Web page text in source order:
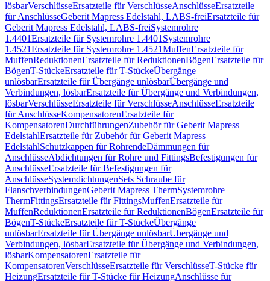
lösbarVerschlüsseErsatzteile für VerschlüsseAnschlüsseErsatzteile
für AnschlüsseGeberit Mapress Edelstahl, LABS-freiErsatzteile für
Geberit Mapress Edelstahl, LABS-freiSystemrohre
1.4401Ersatzteile für Systemrohre 1.4401 Systemrohre
1.4521Ersatzteile für Systemrohre 1.4521MuffenErsatzteile für
MuffenReduktionenErsatzteile für ReduktionenBögenErsatzteile für
BögenT-StückeErsatzteile für T-StückeÜbergänge
unlösbarErsatzteile für Übergänge unlösbarÜbergänge und
Verbindungen, lösbarErsatzteile für Übergänge und Verbindungen,
lösbarVerschlüsseErsatzteile für VerschlüsseAnschlüsseErsatzteile
für AnschlüsseKompensatorenErsatzteile für
KompensatorenDurchführungenZubehör für Geberit Mapress
EdelstahlErsatzteile für Zubehör für Geberit Mapress
EdelstahlSchutzkappen für RohrendeDämmungen für
AnschlüsseAbdichtungen für Rohre und FittingsBefestigungen für
AnschlüsseErsatzteile für Befestigungen für
AnschlüsseSystemdichtungenSets Schraube für
FlanschverbindungenGeberit Mapress ThermSystemrohre
ThermFittingsErsatzteile für FittingsMuffenErsatzteile für
MuffenReduktionenErsatzteile für ReduktionenBögenErsatzteile für
BögenT-StückeErsatzteile für T-StückeÜbergänge
unlösbarErsatzteile für Übergänge unlösbarÜbergänge und
Verbindungen, lösbarErsatzteile für Übergänge und Verbindungen,
lösbarKompensatorenErsatzteile für
KompensatorenVerschlüsseErsatzteile für VerschlüsseT-Stücke für
HeizungErsatzteile für T-Stücke für HeizungAnschlüsse für